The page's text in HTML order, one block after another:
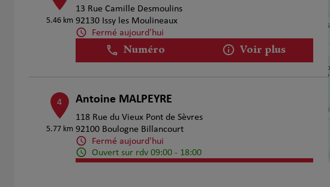
5.46 km
13 Rue Camille Desmoulins
92130 Issy les Moulineaux
Fermé aujourd'hui
Numéro Voir plus
4
5.77 km
Antoine MALPEYRE
118 Rue du Vieux Pont de Sèvres
92100 Boulogne Billancourt
Fermé aujourd'hui
Ouvert sur rdv 09:00 - 18:00